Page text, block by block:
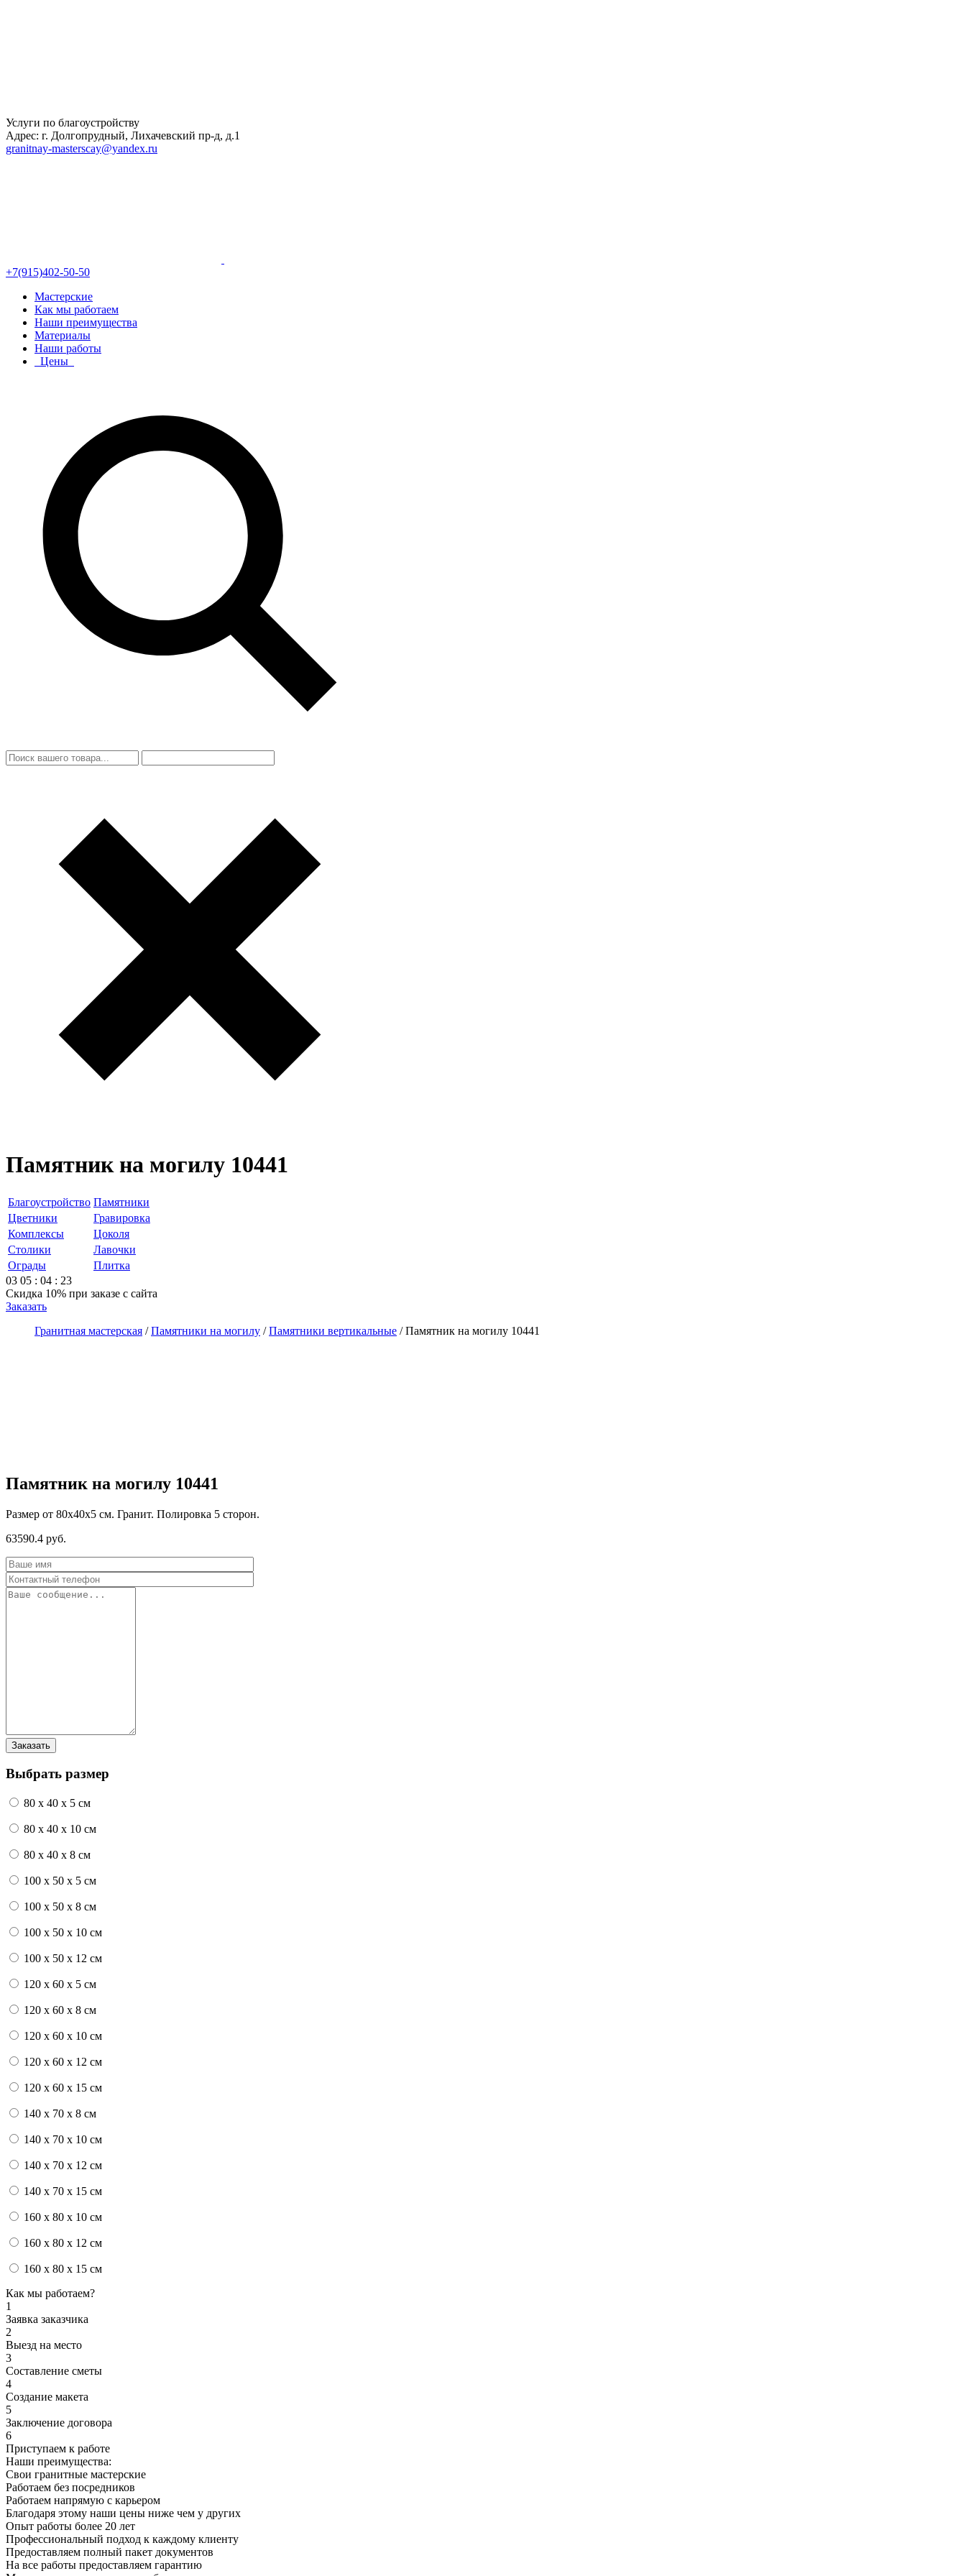
Услуги по благоустройству
Адрес: г. Долгопрудный, Лихачевский пр-д, д.1
granitnay-masterscay@yandex.ru
+7(915)402-50-50
Мастерские
Как мы работаем
Наши преимущества
Материалы
Наши работы
Цены
Памятник на могилу 10441
Благоустройство Памятники
Цветники
Гравировка
Комплексы
Цоколя
Столики
Лавочки
Ограды
Плитка
03 05 : 04 : 23
Скидка 10% при заказе с сайта
Заказать
Гранитная мастерская /Памятники на могилу /Памятники вертикальные /Памятник на могилу 10441
Памятник на могилу 10441
Размер от 80х40х5 см. Гранит. Полировка 5 сторон.
63590.4 руб.
Выбрать размер
80 x 40 x 5 см
80 x 40 x 10 см
80 x 40 x 8 см
100 x 50 x 5 см
100 х 50 х 8 см
100 x 50 x 10 см
100 x 50 x 12 см
120 x 60 x 5 см
120 x 60 x 8 см
120 x 60 x 10 см
120 x 60 x 12 см
120 x 60 x 15 см
140 x 70 x 8 см
140 x 70 x 10 см
140 x 70 x 12 см
140 x 70 x 15 см
160 x 80 x 10 см
160 x 80 x 12 см
160 x 80 x 15 см
Как мы работаем?
1
Заявка заказчика
2
Выезд на место
3
Составление сметы
4
Создание макета
5
Заключение договора
6
Приступаем к работе
Наши преимущества:
Свои гранитные мастерские
Работаем без посредников
Работаем напрямую с карьером
Благодаря этому наши цены ниже чем у других
Опыт работы более 20 лет
Профессиональный подход к каждому клиенту
Предоставляем полный пакет документов
На все работы предоставляем гарантию